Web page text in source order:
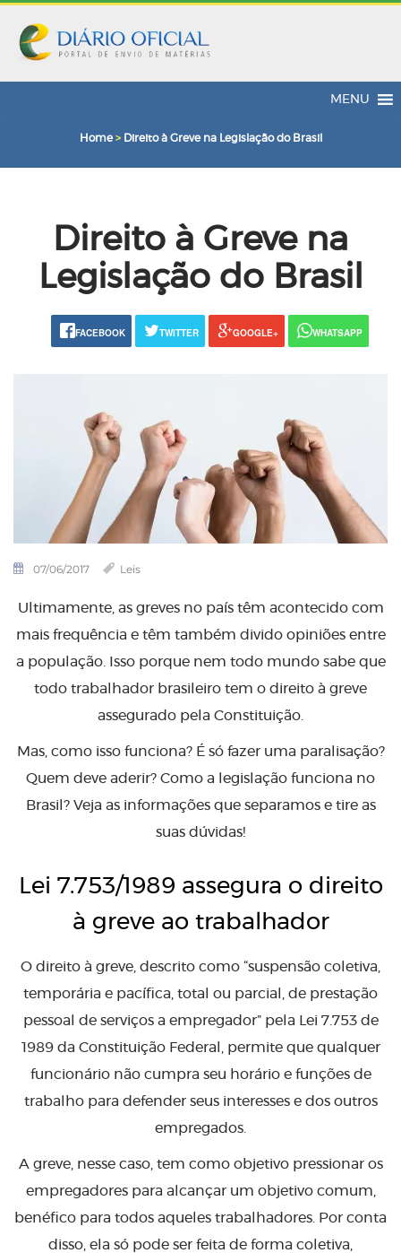
MENU
Home> Direito à Greve na Legislação do Brasil
Direito à Greve na
Legislação do Brasil
FACEBOOK TWITTER GOOGLE+ WHATSAPP
07/06/2017 Leis
Ultimamente, as greves no país têm acontecido com
mais frequência e têm também divido opiniões entre
a população. Isso porque nem todo mundo sabe que
todo trabalhador brasileiro tem o direito à greve
assegurado pela Constituição.
Mas, como isso funciona? É só fazer uma paralisação?
Quem deve aderir? Como a legislação funciona no
Brasil? Veja as informações que separamos e tire as
suas dúvidas!
Lei 7.753/1989 assegura o direito
à greve ao trabalhador
O direito à greve, descrito como “suspensão coletiva,
temporária e pacífica, total ou parcial, de prestação
pessoal de serviços a empregador” pela Lei 7.753 de
1989 da Constituição Federal, permite que qualquer
funcionário não cumpra seu horário e funções de
trabalho para defender seus interesses e dos outros
empregados.
A greve, nesse caso, tem como objetivo pressionar os
empregadores para alcançar um objetivo comum,
benéfico para todos aqueles trabalhadores. Por conta
disso, ela só pode ser feita de forma coletiva,